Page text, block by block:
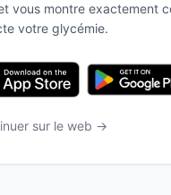
vous montre exactement
votre glycémie.
sur le web →